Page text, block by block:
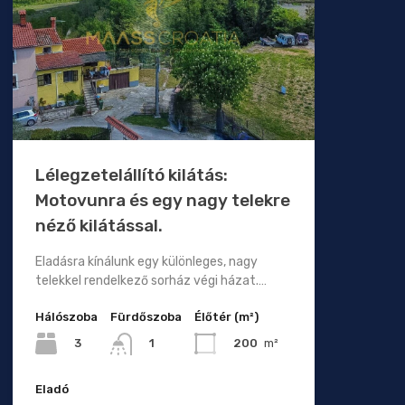
Lélegzetelállító kilátás:
Motovunra és egy nagy telekre
néző kilátással.
Eladásra kínálunk egy különleges, nagy
telekkel rendelkező sorház végi házat.…
Hálószoba
3
Fürdőszoba
1
Élőtér (m²)
200 m²
Eladó